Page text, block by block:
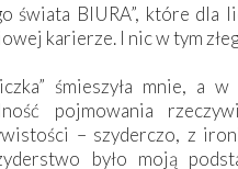
świata BIURA”, które dla
karierze. I nic w tym
śmieszyła mnie, a w
pojmowania
– szyderczo, z
było moją